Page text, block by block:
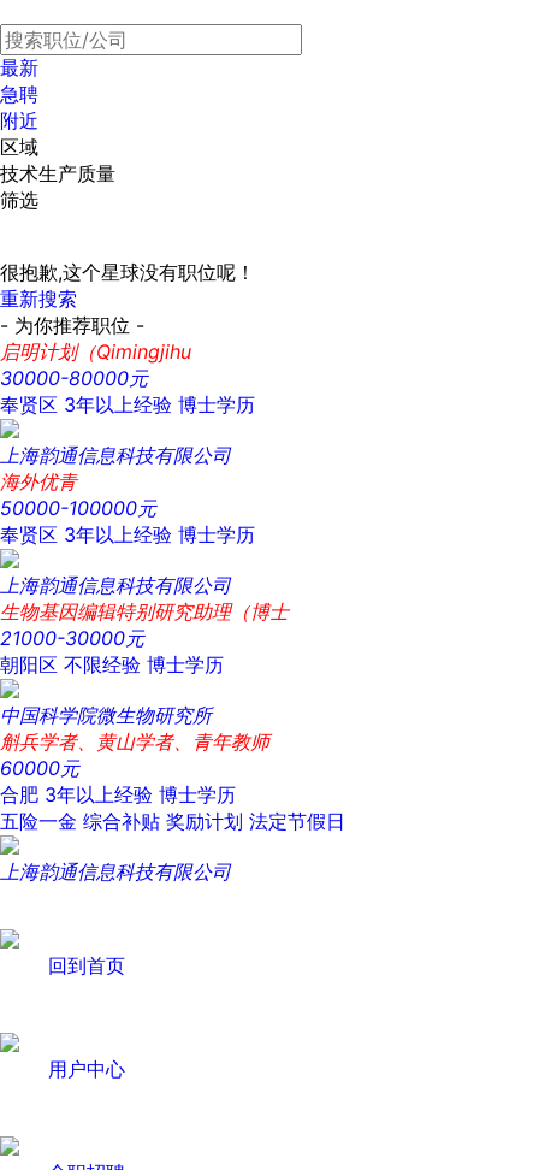
最新
急聘
附近
区域
技术生产质量
筛选
很抱歉,这个星球没有职位呢！
重新搜索
- 为你推荐职位 -
启明计划（Qimingjihu
30000-80000元
奉贤区 3年以上经验 博士学历
上海韵通信息科技有限公司
海外优青
50000-100000元
奉贤区 3年以上经验 博士学历
上海韵通信息科技有限公司
生物基因编辑特别研究助理（博士
21000-30000元
朝阳区 不限经验 博士学历
中国科学院微生物研究所
斛兵学者、黄山学者、青年教师
60000元
合肥 3年以上经验 博士学历
五险一金 综合补贴 奖励计划 法定节假日
上海韵通信息科技有限公司
回到首页
用户中心